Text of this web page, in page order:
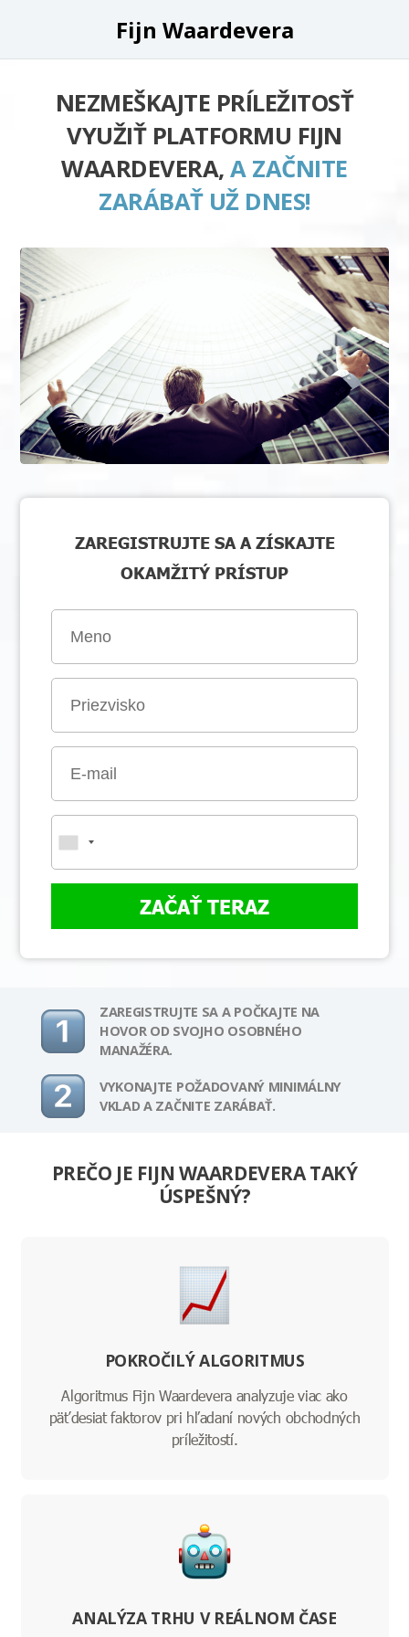
Fijn Waardevera
NEZMEŠKAJTE PRÍLEŽITOSŤ
VYUŽIŤ PLATFORMU FIJN
WAARDEVERA,A ZAČNITE
ZARÁBAŤ UŽ DNES!
ZAREGISTRUJTE SA A ZÍSKAJTE
OKAMŽITÝ PRÍSTUP
ZAČAŤ TERAZ
ZAREGISTRUJTE SA A POČKAJTE NA
HOVOR OD SVOJHO OSOBNÉHO
MANAŽÉRA.
VYKONAJTE POŽADOVANÝ MINIMÁLNY
VKLAD A ZAČNITE ZARÁBAŤ.
PREČO JE FIJN WAARDEVERA TAKÝ
ÚSPEŠNÝ?
POKROČILÝ ALGORITMUS
Algoritmus Fijn Waardevera analyzuje viac ako
päťdesiat faktorov pri hľadaní nových obchodných
príležitostí.
ANALÝZA TRHU V REÁLNOM ČASE